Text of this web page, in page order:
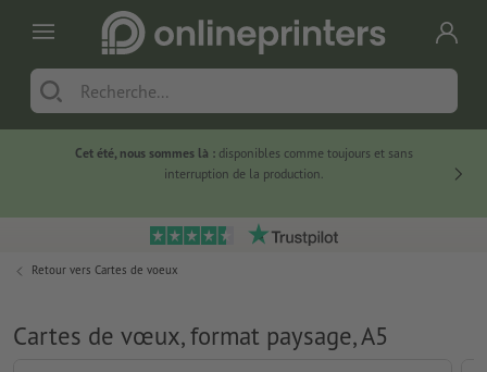
Cet été, nous sommes là :disponibles comme toujours et sans
interruption de la production.
Retour vers Cartes de voeux
Cartes de vœux, format paysage, A5